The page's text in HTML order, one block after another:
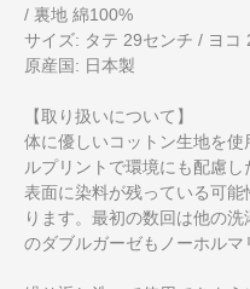
/ 裏地 綿100%
サイズ: タテ 29センチ / ヨコ
原産国: 日本製
【取り扱いについて】
体に優しいコットン生地を
ルプリントで環境にも配慮
表面に染料が残っている可
ります。最初の数回は他の
のダブルガーゼもノーホルマ